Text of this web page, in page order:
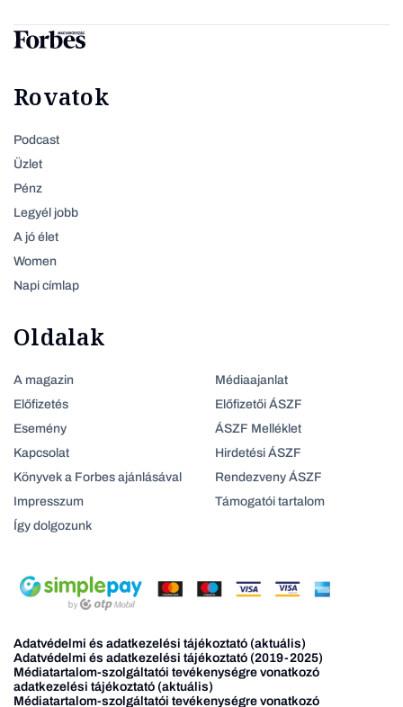
Rovatok
Podcast
Üzlet
Pénz
Legyél jobb
A jó élet
Women
Napi címlap
Oldalak
A magazin
Előfizetés
Esemény
Kapcsolat
Könyvek a Forbes ajánlásával
Impresszum
Így dolgozunk
Médiaajanlat
Előfizetői ÁSZF
ÁSZF Melléklet
Hirdetési ÁSZF
Rendezveny ÁSZF
Támogatói tartalom
Adatvédelmi és adatkezelési tájékoztató (aktuális)
Adatvédelmi és adatkezelési tájékoztató (2019-2025)
Médiatartalom-szolgáltatói tevékenységre vonatkozó
adatkezelési tájékoztató (aktuális)
Médiatartalom-szolgáltatói tevékenységre vonatkozó